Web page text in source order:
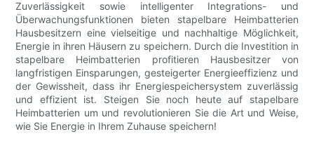
Zuverlässigkeit sowie intelligenter Integrations- und
Überwachungsfunktionen bieten stapelbare Heimbatterien
Hausbesitzern eine vielseitige und nachhaltige Möglichkeit,
Energie in ihren Häusern zu speichern. Durch die Investition in
stapelbare Heimbatterien profitieren Hausbesitzer von
langfristigen Einsparungen, gesteigerter Energieeffizienz und
der Gewissheit, dass ihr Energiespeichersystem zuverlässig
und effizient ist. Steigen Sie noch heute auf stapelbare
Heimbatterien um und revolutionieren Sie die Art und Weise,
wie Sie Energie in Ihrem Zuhause speichern!